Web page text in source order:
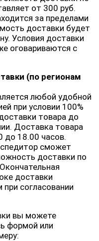
от 300 руб.
за пределами
доставки будет
Условия доставки
оговариваются с
(по регионам
любой удобной
при условии 100%
товара до
Доставка товара
до 18.00 часов.
сможет
доставки по
доставки
согласовании
вы можете
формой или